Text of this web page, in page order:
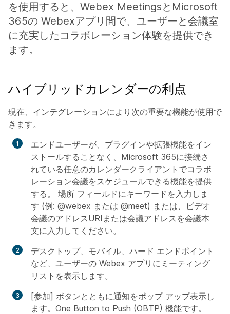
を使用すると、Webex MeetingsとMicrosoft
365の Webexアプリ間で、ユーザーと会議室
に充実したコラボレーション体験を提供でき
ます。
ハイブリッドカレンダーの利点
現在、インテグレーションにより次の重要な機能が使用で
きます。
エンドユーザーが、プラグインや拡張機能をイン
ストールすることなく、Microsoft 365に接続さ
れている任意のカレンダークライアントでコラボ
レーション会議をスケジュールできる機能を提供
する。 場所 フィールドにキーワードを入力しま
す (例: @webex または @meet) または、ビデオ
会議のアドレスURIまたは会議アドレスを会議本
文に入力してください。
デスクトップ、モバイル、ハード エンドポイント
など、ユーザーの Webex アプリにミーティング
リストを表示します。
[参加] ボタンとともに通知をポップ アップ表示し
ます。One Button to Push (OBTP) 機能です。